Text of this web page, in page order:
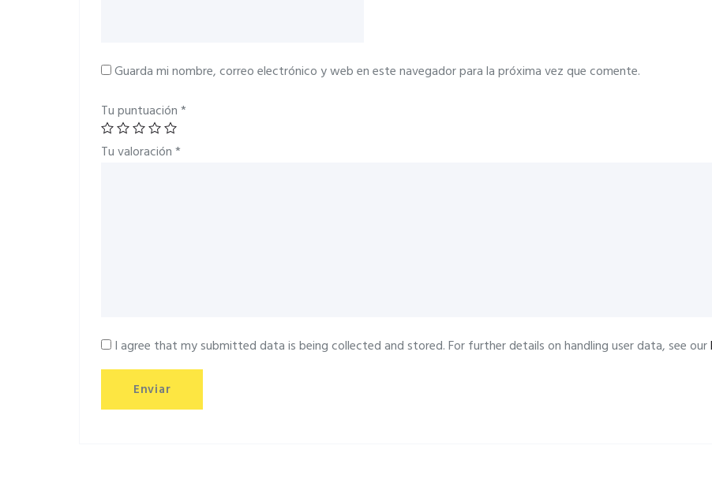
Guarda mi nombre, correo electrónico y web en este navegador para la próxima vez que comente.
Tu puntuación*
Tu valoración*
I agree that my submitted data is being collected and stored. For further details on handling user data, see our